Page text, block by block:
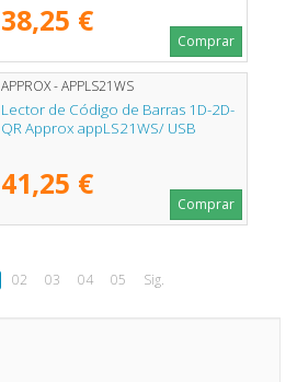
38,25 €
Comprar
APPROX - APPLS21WS
Lector de Código de Barras 1D-2D-
QR Approx appLS21WS/ USB
41,25 €
Comprar
02 03 04 05 Sig.